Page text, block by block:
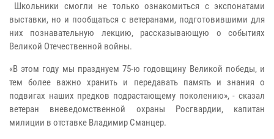
Школьники смогли не только ознакомиться с экспонатами
выставки, но и пообщаться с ветеранами, подготовившими для
них познавательную лекцию, рассказывающую о событиях
Великой Отечественной войны.
«В этом году мы празднуем 75-ю годовщину Великой победы, и
тем более важно хранить и передавать память и знания о
подвигах наших предков подрастающему поколению», - сказал
ветеран вневедомственной охраны Росгвардии, капитан
милиции в отставке Владимир Сманцер.